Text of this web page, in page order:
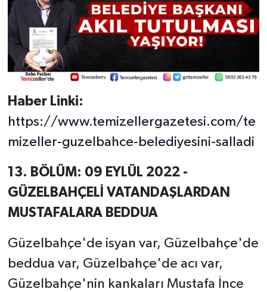
Haber Linki:
https://www.temizellergazetesi.com/te
mizeller-guzelbahce-belediyesini-salladi
13. BÖLÜM: 09 EYLÜL 2022 -
GÜZELBAHÇELİ VATANDAŞLARDAN
MUSTAFALARA BEDDUA
Güzelbahçe'de isyan var, Güzelbahçe'de
beddua var, Güzelbahçe'de acı var,
Güzelbahçe'nin kankaları Mustafa İnce